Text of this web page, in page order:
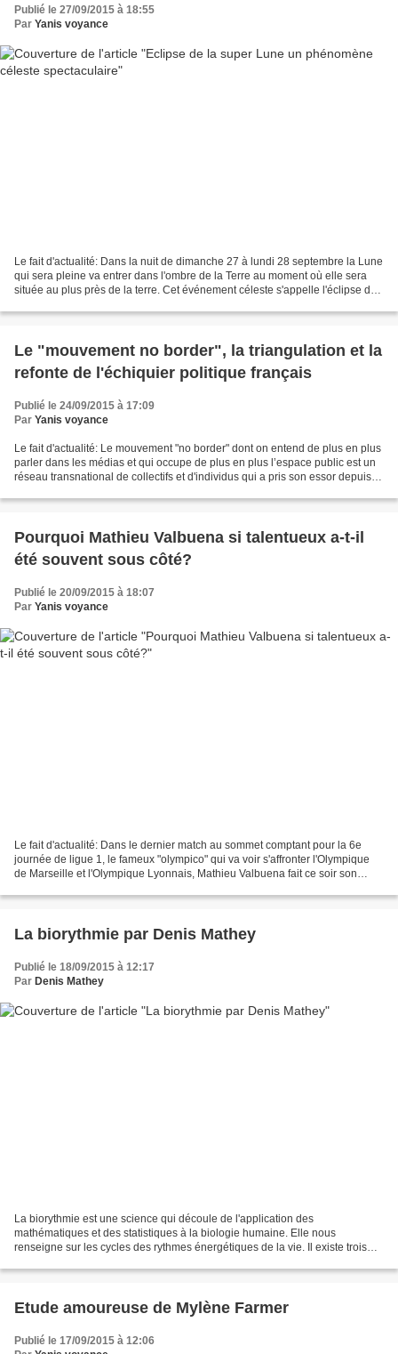
Publié le 27/09/2015 à 18:55
Par Yanis voyance
Le fait d'actualité: Dans la nuit de dimanche 27 à lundi 28 septembre la Lune
qui sera pleine va entrer dans l'ombre de la Terre au moment où elle sera
située au plus près de la terre. Cet événement céleste s'appelle l'éclipse de
Le "mouvement no border", la triangulation et la
refonte de l'échiquier politique français
Publié le 24/09/2015 à 17:09
Par Yanis voyance
Le fait d'actualité: Le mouvement "no border" dont on entend de plus en plus
parler dans les médias et qui occupe de plus en plus l’espace public est un
réseau transnational de collectifs et d'individus qui a pris son essor depuis le
Pourquoi Mathieu Valbuena si talentueux a-t-il
été souvent sous côté?
Publié le 20/09/2015 à 18:07
Par Yanis voyance
Le fait d'actualité: Dans le dernier match au sommet comptant pour la 6e
journée de ligue 1, le fameux "olympico" qui va voir s'affronter l'Olympique
de Marseille et l'Olympique Lyonnais, Mathieu Valbuena fait ce soir son
La biorythmie par Denis Mathey
Publié le 18/09/2015 à 12:17
Par Denis Mathey
La biorythmie est une science qui découle de l'application des
mathématiques et des statistiques à la biologie humaine. Elle nous
renseigne sur les cycles des rythmes énergétiques de la vie. Il existe trois
Etude amoureuse de Mylène Farmer
Publié le 17/09/2015 à 12:06